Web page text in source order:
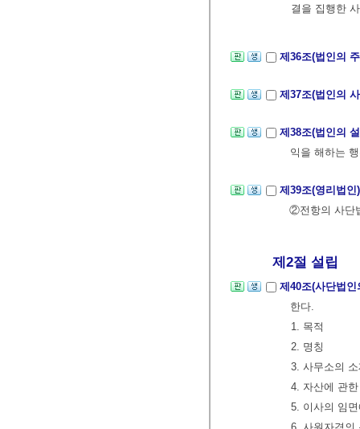
결을 집행한
제36조(법인의
제37조(법인의
제38조(법인의
익을 해하는
제39조(영리법
②전항의 사단
제2절 설립
제40조(사단법
한다.
1. 목적
2. 명칭
3. 사무소의
4. 자산에 관
5. 이사의 임